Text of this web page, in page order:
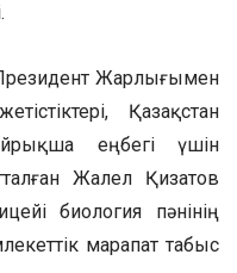
Жарлығымен
Қазақстан
еңбегі үшін
Жалел Қизатов
биология пәнінің
марапат табыс